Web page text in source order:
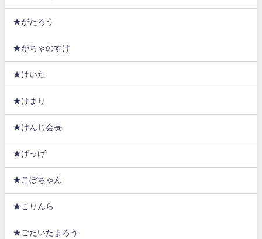
★がたろう
★がちゃのすけ
★けいた
★けまり
★けんじ会長
★げっげ
★こぼちゃん
★こりんら
★ごだいたまろう